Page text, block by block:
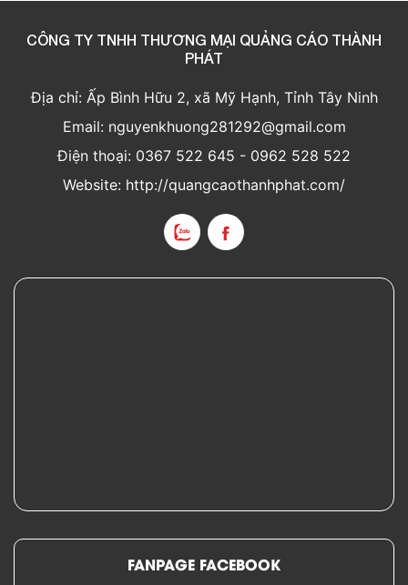
CÔNG TY TNHH THƯƠNG MẠI QUẢNG CÁO THÀNH
PHÁT
Địa chỉ: Ấp Bình Hữu 2, xã Mỹ Hạnh, Tỉnh Tây Ninh
Email: nguyenkhuong281292@gmail.com
Điện thoại: 0367 522 645 - 0962 528 522
Website: http://quangcaothanhphat.com/
FANPAGE FACEBOOK